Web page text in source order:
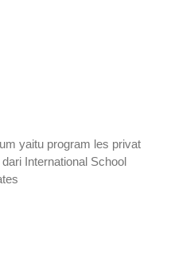
yaitu program les privat
International School